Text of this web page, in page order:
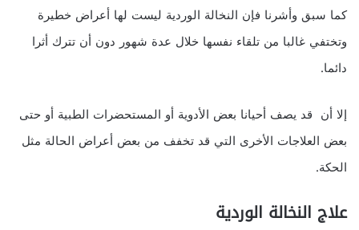
كما سبق وأشرنا فإن النخالة الوردية ليست لها أعراض خطيرة
وتختفي غالبا من تلقاء نفسها خلال عدة شهور دون أن تترك أثرا
دائما.
إلا أن قد يصف أحيانا بعض الأدوية أو المستحضرات الطبية أو حتى
بعض العلاجات الأخرى التي قد تخفف من بعض أعراض الحالة مثل
الحكة.
علاج النخالة الوردية